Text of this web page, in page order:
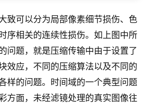
致可以分为局部像素细节损伤、色
序相关的连续性损伤。如上图中所
问题，就是压缩传输中由于设置了
效应，不同的压缩算法以及不同的
样的问题。时间域的一个典型问题
方面，未经滤镜处理的真实图像往